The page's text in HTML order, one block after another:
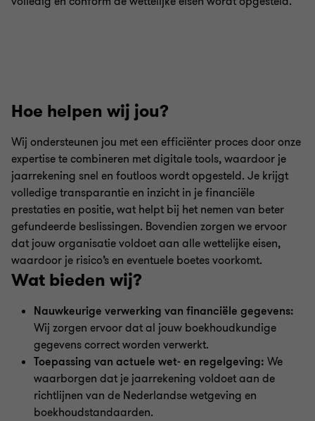
Hoe helpen wij jou?
Wij ondersteunen jou met een efficiënter proces door onze
expertise te combineren met digitale tools, waardoor je
jaarrekening snel en foutloos wordt opgesteld. Je krijgt
volledige transparantie en inzicht in je financiële
prestaties en positie, wat helpt bij het nemen van beter
gefundeerde beslissingen. Bovendien zorgen we ervoor
dat jouw organisatie voldoet aan alle wettelijke eisen,
waardoor je risico’s en eventuele boetes voorkomt.
Wat bieden wij?
Nauwkeurige verwerking van financiële gegevens:
Wij zorgen ervoor dat al jouw boekhoudkundige
gegevens correct worden verwerkt.
Toepassing van actuele wet- en regelgeving: We
waarborgen dat je jaarrekening voldoet aan de
richtlijnen van de Nederlandse wetgeving en
boekhoudstandaarden.